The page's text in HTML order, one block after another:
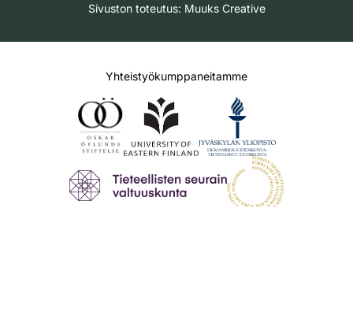
Sivuston toteutus: Muuks Creative
Yhteistyökumppaneitamme